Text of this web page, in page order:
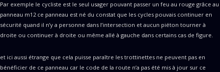
Par exemple le cycliste est le seul usager pouvant passer un feu au rouge grâce au
panneau m12 ce panneau est né du constat que les cycles pouvais continuer en
sécurité quand il n’y a personne dans l’intersection et aucun piéton tourner à
droite ou continuer à droite ou même allé à gauche dans certains cas de figure.
et ici aussi étrange que cela puisse paraître les trottinettes ne peuvent pas en
bénéficier de ce panneau car le code de la route n’a pas été mis à jour sur ce